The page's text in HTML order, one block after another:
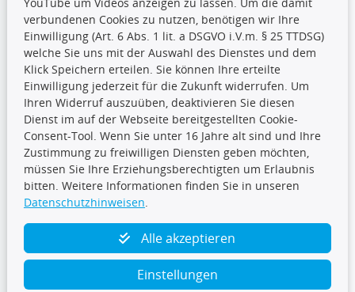
CARAT Gruppe
Folge uns
TecDoc Inside
verbundenen Cookies zu nutzen, benötigen wir Ihre
Einwilligung (Art. 6 Abs. 1 lit. a DSGVO i.V.m. § 25 TTDSG)
welche Sie uns mit der Auswahl des Dienstes und dem
Klick Speichern erteilen. Sie können Ihre erteilte
Einwilligung jederzeit für die Zukunft widerrufen. Um
Ihren Widerruf auszuüben, deaktivieren Sie diesen
Dienst im auf der Webseite bereitgestellten Cookie-
Consent-Tool. Wenn Sie unter 16 Jahre alt sind und Ihre
Zustimmung zu freiwilligen Diensten geben möchten,
müssen Sie Ihre Erziehungsberechtigten um Erlaubnis
bitten. Weitere Informationen finden Sie in unseren
Datenschutzhinweisen.
Alle akzeptieren
Einstellungen